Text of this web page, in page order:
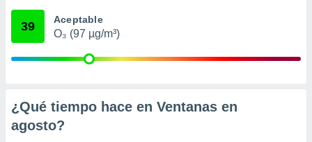
e
publicidad
39 Aceptable
O₃ (97 µg/m³)
¿Qué tiempo hace en Ventanas en
agosto?